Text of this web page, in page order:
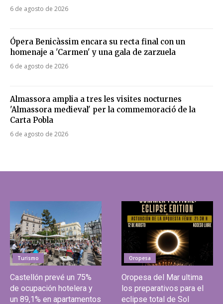
6 de agosto de 2026
Ópera Benicàssim encara su recta final con un
homenaje a 'Carmen' y una gala de zarzuela
6 de agosto de 2026
Almassora amplia a tres les visites nocturnes
'Almassora medieval' per la commemoració de la
Carta Pobla
6 de agosto de 2026
Turismo
Castellón prevé un 75%
de ocupación hotelera y
un 89,1% en apartamentos
Oropesa
Oropesa del Mar ultima
los preparativos para el
eclipse total de Sol